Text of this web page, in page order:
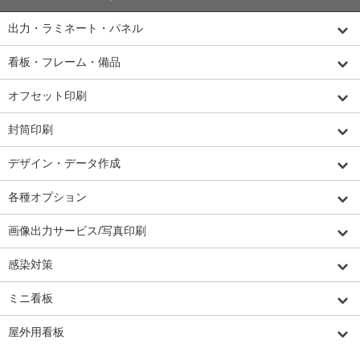
出力・ラミネート・パネル
看板・フレーム・備品
オフセット印刷
封筒印刷
デザイン・データ作成
各種オプション
画像出力サービス/写真印刷
感染対策
ミニ看板
屋外用看板